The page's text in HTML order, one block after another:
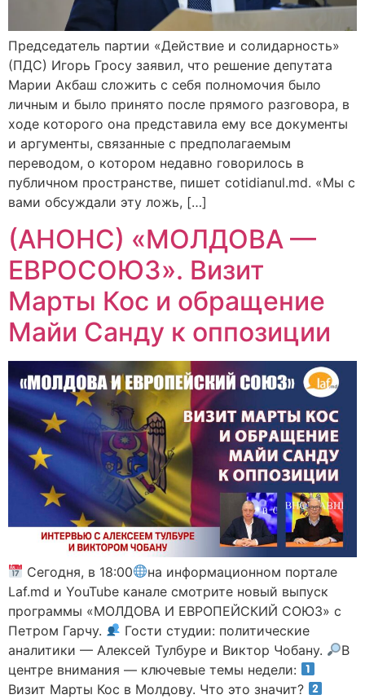
Председатель партии «Действие и солидарность»
(ПДС) Игорь Гросу заявил, что решение депутата
Марии Акбаш сложить с себя полномочия было
личным и было принято после прямого разговора, в
ходе которого она представила ему все документы
и аргументы, связанные с предполагаемым
переводом, о котором недавно говорилось в
публичном пространстве, пишет cotidianul.md. «Мы с
вами обсуждали эту ложь, […]
(АНОНС) «МОЛДОВА —
ЕВРОСОЮЗ». Визит
Марты Кос и обращение
Майи Санду к оппозиции
Сегодня, в 18:00
на информационном портале
Laf.md и YouTube канале смотрите новый выпуск
программы «МОЛДОВА И ЕВРОПЕЙСКИЙ СОЮЗ» с
Петром Гарчу.
Гости студии: политические
аналитики — Алексей Тулбуре и Виктор Чобану.
В
центре внимания — ключевые темы недели:
Визит Марты Кос в Молдову. Что это значит?